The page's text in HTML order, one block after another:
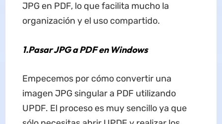
JPG en PDF, lo que facilita mucho la
organización y el uso compartido.
1.Pasar JPGa PDFen Windows
Empecemos por cómo convertir una
imagen JPG singular a PDF utilizando
UPDF. El proceso es muy sencillo ya que